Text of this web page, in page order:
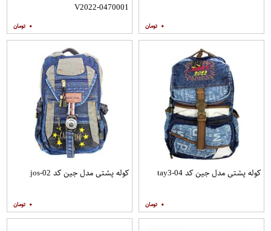
۰
0470001-V2022
۰
کوله پشتی مدل جین کد tay3-04
۰
کوله پشتی مدل جین کد jos-02
۰